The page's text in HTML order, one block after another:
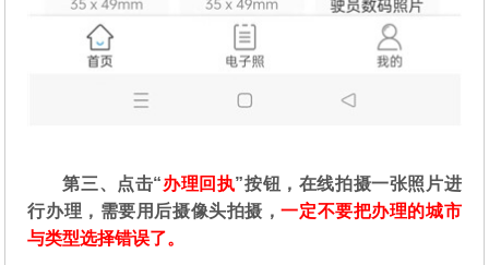
第三、点击“办理回执”按钮，在线拍摄一张照片进
行办理，需要用后摄像头拍摄，一定不要把办理的城市
与类型选择错误了。